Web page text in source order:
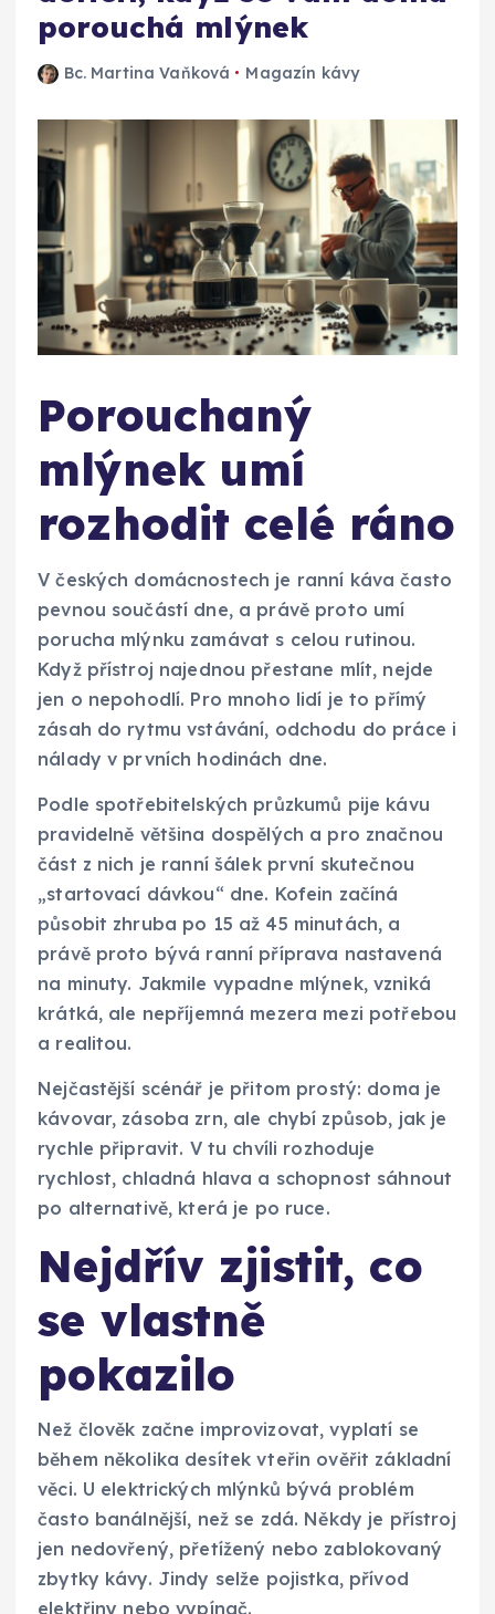
porouchá mlýnek
Bc. Martina Vaňková Magazín kávy
Porouchaný
mlýnek umí
rozhodit celé ráno
V českých domácnostech je ranní káva často
pevnou součástí dne, a právě proto umí
porucha mlýnku zamávat s celou rutinou.
Když přístroj najednou přestane mlít, nejde
jen o nepohodlí. Pro mnoho lidí je to přímý
zásah do rytmu vstávání, odchodu do práce i
nálady v prvních hodinách dne.
Podle spotřebitelských průzkumů pije kávu
pravidelně většina dospělých a pro značnou
část z nich je ranní šálek první skutečnou
„startovací dávkou“ dne. Kofein začíná
působit zhruba po 15 až 45 minutách, a
právě proto bývá ranní příprava nastavená
na minuty. Jakmile vypadne mlýnek, vzniká
krátká, ale nepříjemná mezera mezi potřebou
a realitou.
Nejčastější scénář je přitom prostý: doma je
kávovar, zásoba zrn, ale chybí způsob, jak je
rychle připravit. V tu chvíli rozhoduje
rychlost, chladná hlava a schopnost sáhnout
po alternativě, která je po ruce.
Nejdřív zjistit, co
se vlastně
pokazilo
Než člověk začne improvizovat, vyplatí se
během několika desítek vteřin ověřit základní
věci. U elektrických mlýnků bývá problém
často banálnější, než se zdá. Někdy je přístroj
jen nedovřený, přetížený nebo zablokovaný
zbytky kávy. Jindy selže pojistka, přívod
elektřiny nebo vypínač.